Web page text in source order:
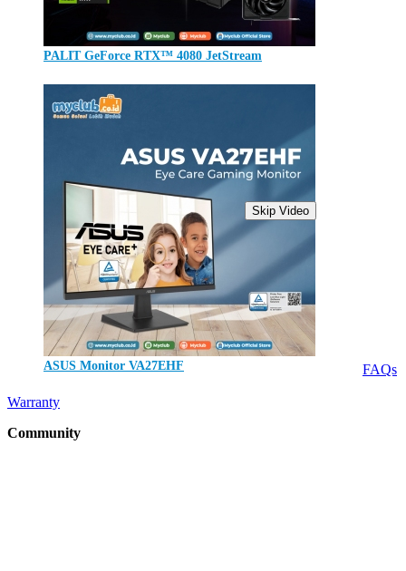
PALIT GeForce RTX™ 4080 JetStream
ASUS Monitor VA27EHF
Contact
Privacy Policy
Review
Youtube
Testimonial
Support
Contact
FAQs
Warranty
Community
Skip Video